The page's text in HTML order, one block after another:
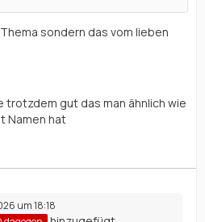
sondern das vom lieben
trotzdem gut das man ähnlich wie
Namen hat
um 18:18